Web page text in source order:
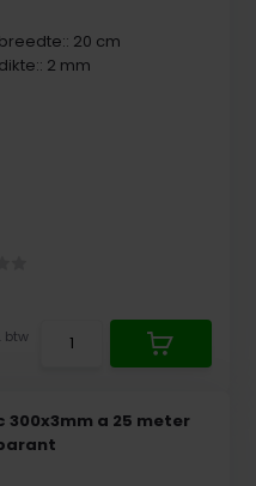
20 cm
2 mm
btw
300x3mm a 25 meter